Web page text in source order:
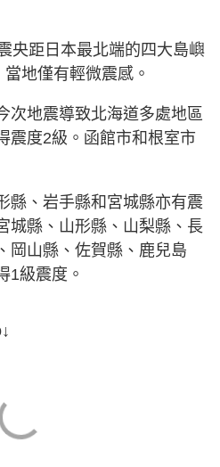
央距日本最北端的四大島嶼
地僅有輕微震感。
次地震導致北海道多處地區
震度2級。函館市和根室市
縣、岩手縣和宮城縣亦有震
城縣、山形縣、山梨縣、長
岡山縣、佐賀縣、鹿兒島
1級震度。